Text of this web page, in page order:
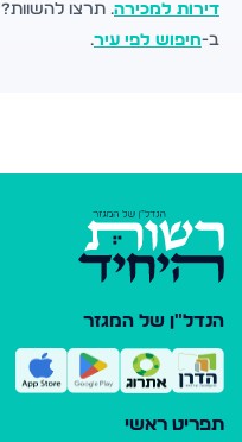
דירות למכירה. תרצו
ב-חיפוש לפי עיר.
הנדל"ן של המגזר
תפריט ראשי